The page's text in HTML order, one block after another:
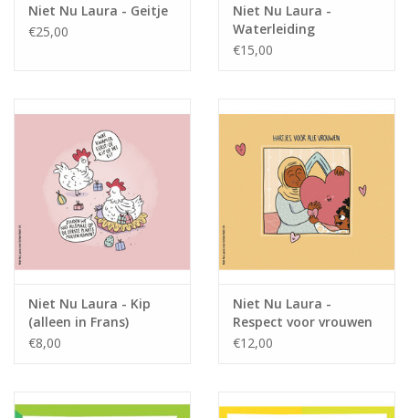
Niet Nu Laura - Geitje
€25,00
Niet Nu Laura -
Waterleiding
€15,00
Niet Nu Laura - Kip
(alleen in Frans)
€8,00
Niet Nu Laura -
Respect voor vrouwen
€12,00